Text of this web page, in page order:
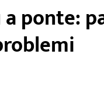
ponte: